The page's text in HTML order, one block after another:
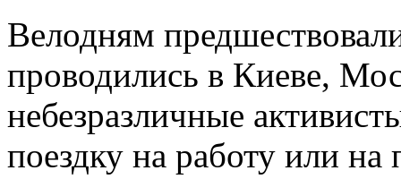
Велодням
проводились в Киеве,
небезразличные
поездку на работу или